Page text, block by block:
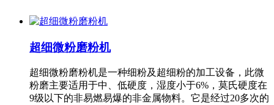
超细微粉磨粉机
超细微粉磨粉机是一种细粉及超细粉的加工设备，此微
粉磨主要适用于中、低硬度，湿度小于6%，莫氏硬度在
9级以下的非易燃易爆的非金属物料。它是经过20多次的